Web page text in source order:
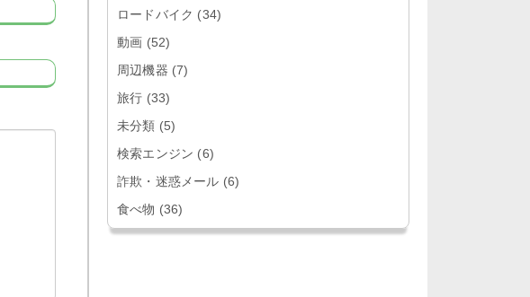
ロードバイク (34)
動画 (52)
周辺機器 (7)
旅行 (33)
未分類 (5)
検索エンジン (6)
詐欺・迷惑メール (6)
食べ物 (36)